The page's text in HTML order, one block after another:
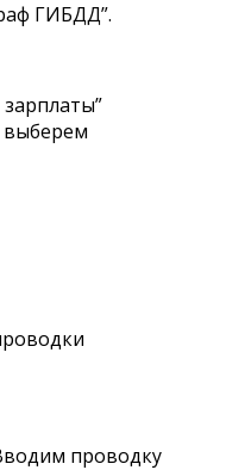
ГИБДД”.
выберем
проводку